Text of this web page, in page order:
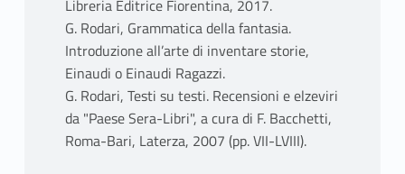
Libreria Editrice Fiorentina, 2017.
G. Rodari, Grammatica della fantasia.
Introduzione all’arte di inventare storie,
Einaudi o Einaudi Ragazzi.
G. Rodari, Testi su testi. Recensioni e elzeviri
da "Paese Sera-Libri", a cura di F. Bacchetti,
Roma-Bari, Laterza, 2007 (pp. VII-LVIII).